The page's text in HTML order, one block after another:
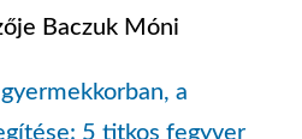
Baczuk Móni
a
5 titkos fegyver